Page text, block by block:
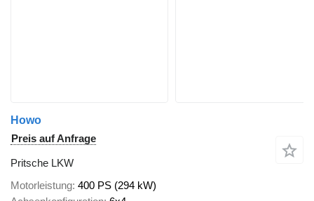
Howo
Preis auf Anfrage
Pritsche LKW
Motorleistung 400 PS (294 kW)